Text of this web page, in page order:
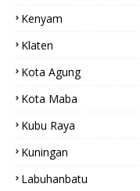
Kenyam
Klaten
Kota Agung
Kota Maba
Kubu Raya
Kuningan
Labuhanbatu